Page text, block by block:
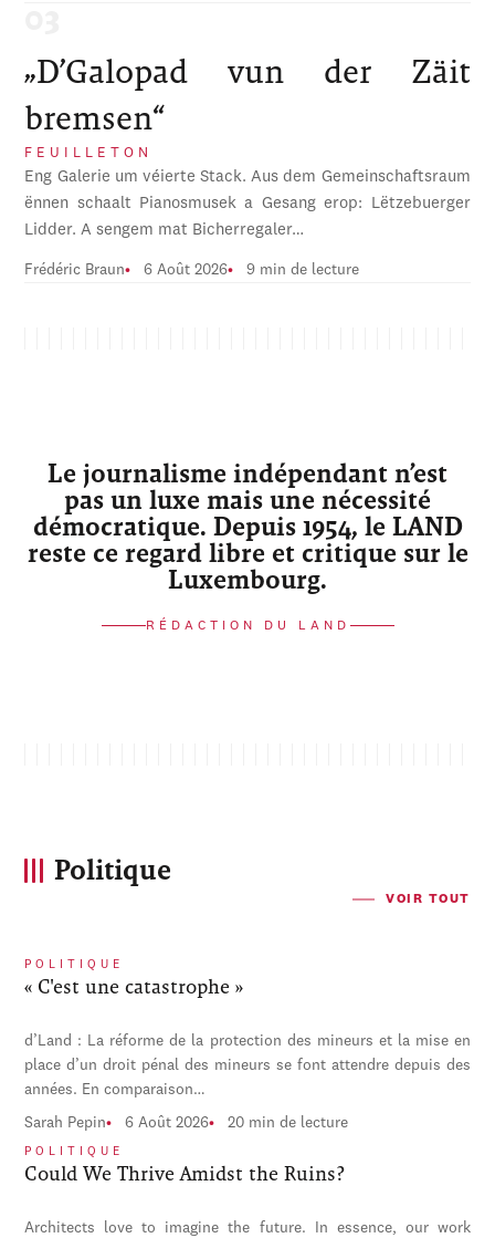
„D’Galopad vun der Zäit
bremsen“
FEUILLETON
Eng Galerie um véierte Stack. Aus dem Gemeinschaftsraum
ënnen schaalt Pianosmusek a Gesang erop: Lëtzebuerger
Lidder. A sengem mat Bicherregaler…
Frédéric Braun 6 Août 2026 9 min de lecture
Le journalisme indépendant n’est
pas un luxe mais une nécessité
démocratique. Depuis 1954, le LAND
reste ce regard libre et critique sur le
Luxembourg.
RÉDACTION DU LAND
Politique
VOIR TOUT
POLITIQUE
« C'est une catastrophe »
d’Land : La réforme de la protection des mineurs et la mise en
place d’un droit pénal des mineurs se font attendre depuis des
années. En comparaison…
Sarah Pepin 6 Août 2026 20 min de lecture
POLITIQUE
Could We Thrive Amidst the Ruins?
Architects love to imagine the future. In essence, our work